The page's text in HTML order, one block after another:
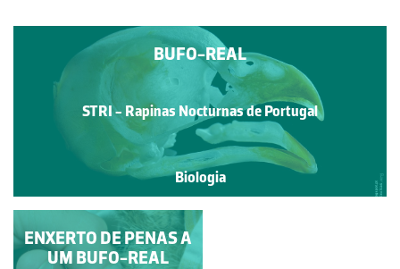
BUFO-REAL
STRI - Rapinas Nocturnas de Portugal
Biologia
ENXERTO DE PENAS A
UM BUFO-REAL
ENXERTO DE PENAS A
UM BUFO-REAL